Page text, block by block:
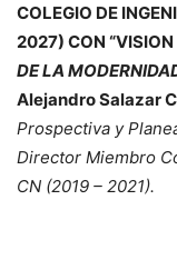
COLEGIO DE
2027) CON “VISION
DE LA
Alejandro Salazar
Prospectiva y
Director Miembro
CN (2019 – 2021).